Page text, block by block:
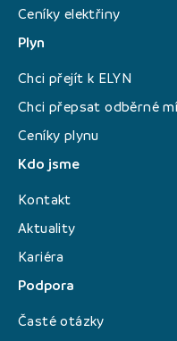
Ceníky elektřiny
Plyn
Chci přejít k ELYN
Chci přepsat odběrné
Ceníky plynu
Kdo jsme
Kontakt
Aktuality
Kariéra
Podpora
Časté otázky